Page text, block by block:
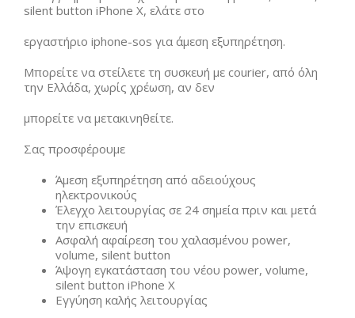
silent button iPhone X, ελάτε στο
εργαστήριο iphone-sos για άμεση εξυπηρέτηση.
Μπορείτε να στείλετε τη συσκευή με courier, από όλη
την Ελλάδα, χωρίς χρέωση, αν δεν
μπορείτε να μετακινηθείτε.
Σας προσφέρουμε
Άμεση εξυπηρέτηση από αδειούχους
ηλεκτρονικούς
Έλεγχο λειτουργίας σε 24 σημεία πριν και μετά
την επισκευή
Ασφαλή αφαίρεση του χαλασμένου power,
volume, silent button
Άψογη εγκατάσταση του νέου power, volume,
silent button iPhone X
Εγγύηση καλής λειτουργίας